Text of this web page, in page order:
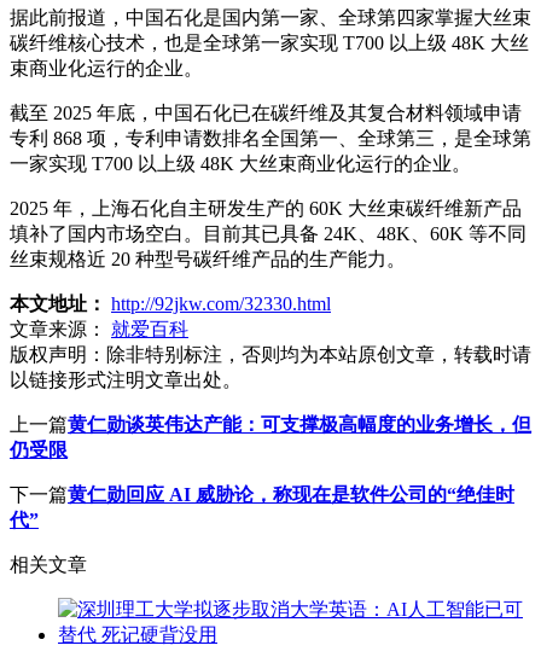
据此前报道，中国石化是国内第一家、全球第四家掌握大丝束
碳纤维核心技术，也是全球第一家实现 T700 以上级 48K 大丝
束商业化运行的企业。
截至 2025 年底，中国石化已在碳纤维及其复合材料领域申请
专利 868 项，专利申请数排名全国第一、全球第三，是全球第
一家实现 T700 以上级 48K 大丝束商业化运行的企业。
2025 年，上海石化自主研发生产的 60K 大丝束碳纤维新产品
填补了国内市场空白。目前其已具备 24K、48K、60K 等不同
丝束规格近 20 种型号碳纤维产品的生产能力。
本文地址： http://92jkw.com/32330.html
文章来源：
就爱百科
版权声明： 除非特别标注，否则均为本站原创文章，转载时请
以链接形式注明文章出处。
上一篇黄仁勋谈英伟达产能：可支撑极高幅度的业务增长，但
仍受限
下一篇黄仁勋回应 AI 威胁论，称现在是软件公司的“绝佳时
代”
相关文章